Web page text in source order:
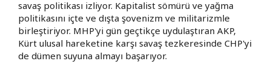
savaş politikası izliyor. Kapitalist sömürü ve yağma
politikasını içte ve dışta şovenizm ve militarizmle
birleştiriyor. MHP'yi gün geçtikçe uydulaştıran AKP,
Kürt ulusal hareketine karşı savaş tezkeresinde CHP'yi
de dümen suyuna almayı başarıyor.